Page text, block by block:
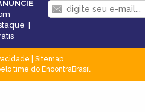
:
Sitemap
time do EncontraBrasil